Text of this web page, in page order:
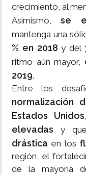
crecimiento, al
Asimismo,se
mantenga una
% en 2018 y del
ritmo aún mayor,
2019.
Entre los
normalización
Estados Unidos
elevadas y
drástica en los
región, el
de la mayoría